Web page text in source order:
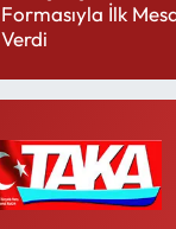
Formasıyla İlk
Verdi